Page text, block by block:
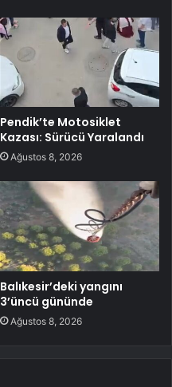
Pendik’te Motosiklet
Kazası: Sürücü Yaralandı
Ağustos 8, 2026
Balıkesir’deki yangını
3’üncü gününde
Ağustos 8, 2026